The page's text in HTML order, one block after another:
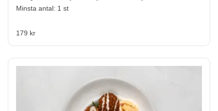
Minsta antal: 1 st
179 kr